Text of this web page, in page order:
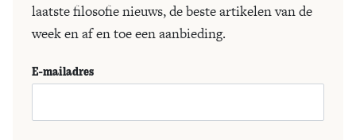
laatste filosofie nieuws, de beste artikelen van de
week en af en toe een aanbieding.
E-mailadres